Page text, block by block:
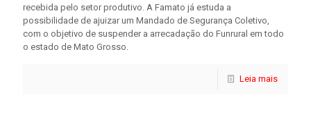
recebida pelo setor produtivo. A Famato já estuda a
possibilidade de ajuizar um Mandado de Segurança Coletivo,
com o objetivo de suspender a arrecadação do Funrural em todo
o estado de Mato Grosso.
Leia mais